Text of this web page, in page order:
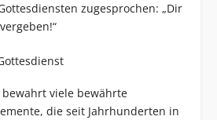
zugesprochen: „Dir
viele bewährte
die seit Jahrhunderten in